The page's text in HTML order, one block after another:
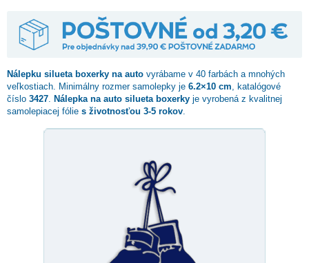
Nálepku silueta boxerky na auto vyrábame v 40 farbách a mnohých
veľkostiach. Minimálny rozmer samolepky je 6.2×10 cm , katalógové
číslo 3427 Nálepka na auto silueta boxerky je vyrobená z kvalitnej
samolepiacej fólie s životnosťou 3-5 rokov